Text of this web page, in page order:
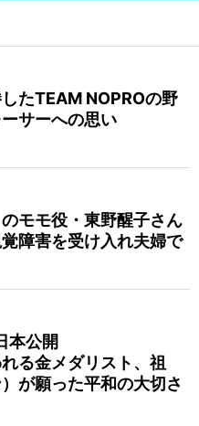
たTEAM NOPROの野
サーへの思い
モモ役・東野醒子さん
障害を受け入れ夫婦で
本公開
る金メダリスト、祖
が願った平和の大切さ